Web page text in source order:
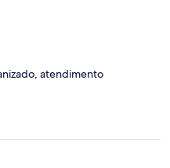
atendimento